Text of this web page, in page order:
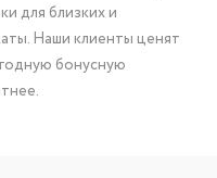
для близких и
Наши клиенты ценят
бонусную